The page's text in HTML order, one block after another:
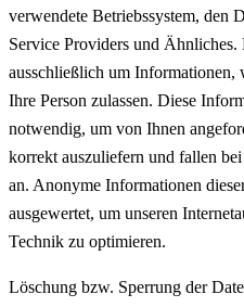
verwendete Betriebssystem, den
Service Providers und Ähnliches.
ausschließlich um Informationen,
Ihre Person zulassen. Diese
notwendig, um von Ihnen
korrekt auszuliefern und fallen
an. Anonyme Informationen
ausgewertet, um unseren
Technik zu optimieren.
Löschung bzw. Sperrung der